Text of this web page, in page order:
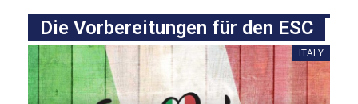
Die Vorbereitungen für den ESC
ITALY